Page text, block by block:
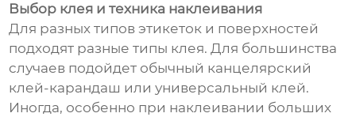
Выбор клея и техника наклеивания
Для разных типов этикеток и поверхностей
подходят разные типы клея. Для большинства
случаев подойдет обычный канцелярский
клей-карандаш или универсальный клей.
Иногда, особенно при наклеивании больших